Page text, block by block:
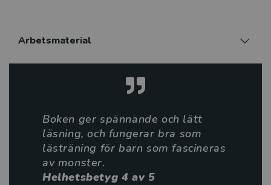
intressanta ämnena väcker böckerna läslust hos såväl
Arbetsmaterial
Boken ger spännande och lätt
läsning, och fungerar bra som
lästräning för barn som fascineras
av monster.
Helhetsbetyg 4 av 5